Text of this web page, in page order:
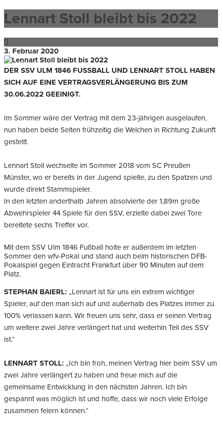
Lennart Stoll bleibt bis 2022
3. Februar 2020
DER SSV ULM 1846 FUSSBALL UND LENNART STOLL HABEN S
ICH AUF EINE VERTRAGSVERLÄNGERUNG BIS ZUM 3
0.06.2022 GEEINIGT.
Im Sommer wäre der Vertrag mit dem 23-jährigen ausgelaufen,
nun haben beide Seiten frühzeitig die Weichen in Richtung Zukunft
gestellt.
Lennart Stoll wechselte im Sommer 2018 vom SC Preußen
Münster, wo er bereits in der Jugend spielte, zu den Spatzen und
wurde direkt Stammspieler.
In den letzten anderthalb Jahren absolvierte der 1,89m große
Abwehrspieler 44 Spiele für den SSV, erzielte dabei zwei Tore
bereitete sechs Treffer vor.
Mit dem SSV Ulm 1846 Fußball holte er außerdem im letzten
Sommer den wfv-Pokal und stand auch beim historischen DFB-
Pokalspiel gegen Eintracht Frankfurt über 90 Minuten auf dem
Platz.
STEPHAN BAIERL: „Lennart ist für uns ein extrem wichtiger
Spieler, auf den man sich auf und außerhalb des Platzes immer zu
100% verlassen kann. Wir freuen uns sehr, dass er seinen Vertrag
um weitere zwei Jahre verlängert hat und weiterhin Teil des SSV
ist.“
LENNART STOLL: „Ich bin froh, meinen Vertrag hier beim SSV um
zwei Jahre verlängert zu haben und freue mich auf die
gemeinsame Entwicklung in den nächsten Jahren. Ich bin
gespannt was möglich ist und hoffe, dass wir noch viele Erfolge
zusammen feiern können.“